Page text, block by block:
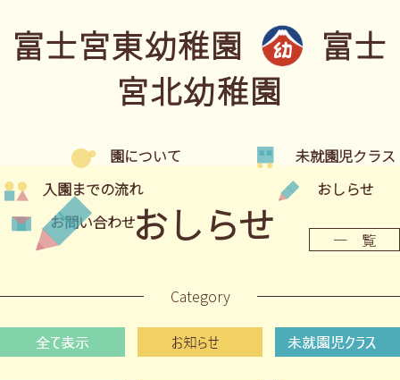
富士宮東幼稚園
富士
宮北幼稚園
園について
未就園児クラス
入園までの流れ
おしらせ
お問い合わせおしらせ 一 覧
Category